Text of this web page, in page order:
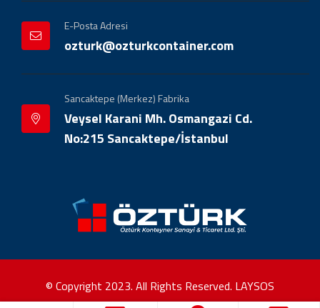
E-Posta Adresi
ozturk@ozturkcontainer.com
Sancaktepe (Merkez) Fabrika
Veysel Karani Mh. Osmangazi Cd.
No:215 Sancaktepe/İstanbul
© Copyright 2023. All Rights Reserved. LAYSOS